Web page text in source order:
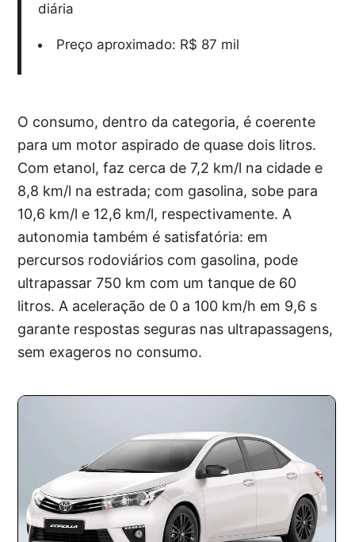
diária
Preço aproximado: R$ 87 mil
O consumo, dentro da categoria, é coerente
para um motor aspirado de quase dois litros.
Com etanol, faz cerca de 7,2 km/l na cidade e
8,8 km/l na estrada; com gasolina, sobe para
10,6 km/l e 12,6 km/l, respectivamente. A
autonomia também é satisfatória: em
percursos rodoviários com gasolina, pode
ultrapassar 750 km com um tanque de 60
litros. A aceleração de 0 a 100 km/h em 9,6 s
garante respostas seguras nas ultrapassagens,
sem exageros no consumo.